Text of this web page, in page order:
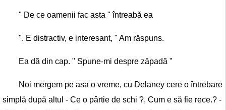
" De ce oamenii fac asta " întreabă ea
". E distractiv, e interesant, " Am răspuns.
Ea dă din cap. " Spune-mi despre zăpadă "
Noi mergem pe asa o vreme, cu Delaney cere o întrebare
simplă după altul - Ce o pârtie de schi ?, Cum e să fie rece.? -